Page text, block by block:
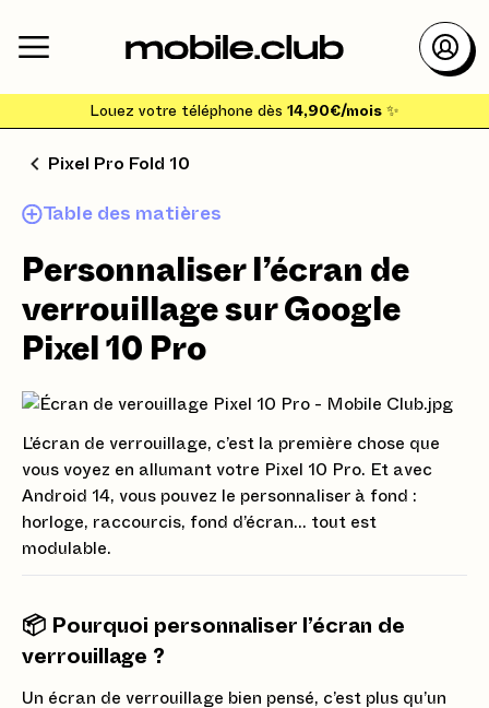
Louez votre téléphone dès 14,90€/mois ✨
Pixel Pro Fold 10
Table des matières
Personnaliser l’écran de
verrouillage sur Google
Pixel 10 Pro
L’écran de verrouillage, c’est la première chose que
vous voyez en allumant votre Pixel 10 Pro. Et avec
Android 14, vous pouvez le personnaliser à fond :
horloge, raccourcis, fond d’écran… tout est
modulable.
📦 Pourquoi personnaliser l’écran de
verrouillage ?
Un écran de verrouillage bien pensé, c’est plus qu’un